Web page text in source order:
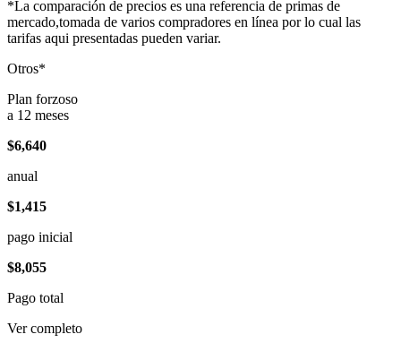
*La comparación de precios es una referencia de primas de
mercado,tomada de varios compradores en línea por lo cual las
tarifas aqui presentadas pueden variar.
Otros*
Plan forzoso
a 12 meses
$6,640
anual
$1,415
pago inicial
$8,055
Pago total
Ver completo